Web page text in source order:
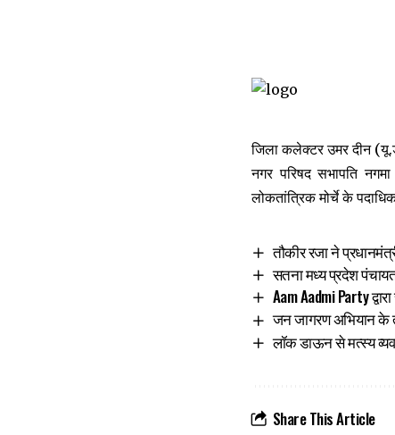
जिला कलेक्टर उमर दीन
नगर परिषद सभापति नगमा
लोकतांत्रिक मोर्चे के
तौकीर रजा ने
सतना मध्य प्रदेश
Aam Aadmi Party
जन जागरण अभियान के
लॉक डाऊन से मत्स्य
Share This Article